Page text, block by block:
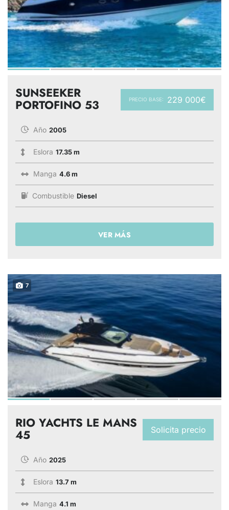
PRECIO BASE: 229 000€
SUNSEEKER
PORTOFINO 53
Año 2005
Eslora 17.35 m
Manga 4.6 m
Combustible Diesel
VER MÁS
7
Solicita precio
RIO YACHTS LE MANS
45
Año 2025
Eslora 13.7 m
Manga 4.1 m